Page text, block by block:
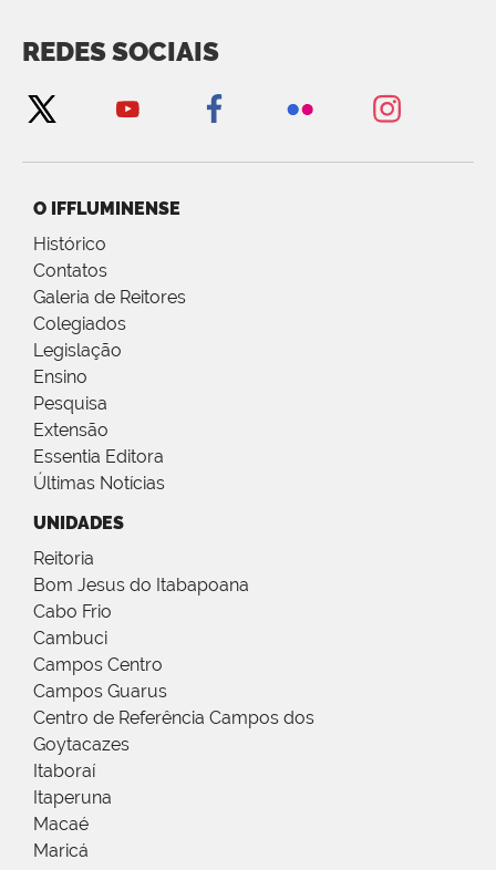
REDES SOCIAIS
O IFFLUMINENSE
Histórico
Contatos
Galeria de Reitores
Colegiados
Legislação
Ensino
Pesquisa
Extensão
Essentia Editora
Últimas Notícias
UNIDADES
Reitoria
Bom Jesus do Itabapoana
Cabo Frio
Cambuci
Campos Centro
Campos Guarus
Centro de Referência Campos dos
Goytacazes
Itaboraí
Itaperuna
Macaé
Maricá